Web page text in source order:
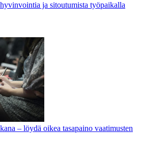
ja sitoutumista työpaikalla
– löydä oikea tasapaino vaatimusten